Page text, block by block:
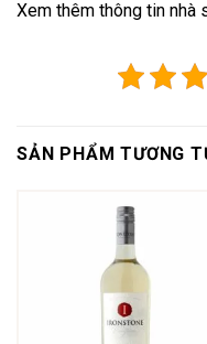
Xem thêm thông tin nhà
SẢN PHẨM TƯƠNG